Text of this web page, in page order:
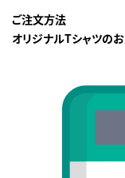
ご注文方法
オリジナルTシャツの